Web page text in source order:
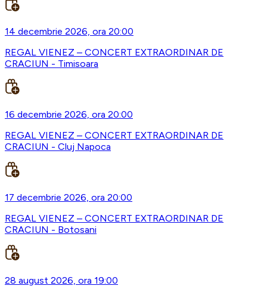
14 decembrie 2026, ora 20:00
REGAL VIENEZ – CONCERT EXTRAORDINAR DE
CRACIUN - Timisoara
16 decembrie 2026, ora 20:00
REGAL VIENEZ – CONCERT EXTRAORDINAR DE
CRACIUN - Cluj Napoca
17 decembrie 2026, ora 20:00
REGAL VIENEZ – CONCERT EXTRAORDINAR DE
CRACIUN - Botosani
28 august 2026, ora 19:00